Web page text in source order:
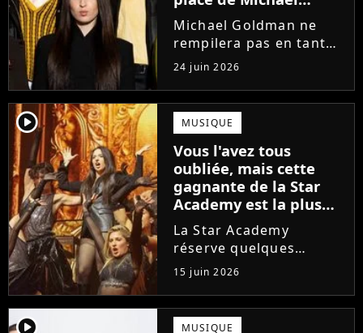
Goldman ? Il donne
enfin sa réponse
Michael Goldman ne
rempilera pas en tant
que directeur de la
prochaine saison de la
Star Academy. Mais qui
prendra sa place ? Alors
que son nom circule,
cet ancien gagnant de
l'émission...
24 juin 2026
player2 MUSIQUE
Vous l'avez tous
oubliée, mais cette
gagnante de la Star
Academy est la plus
écoutée de l'histoire
de l'émission !
La Star Academy
réserve quelques
surprises. Cette
gagnante totalement
oubliée de l'émission
est aujourd'hui plus
15 juin 2026
player2 MUSIQUE